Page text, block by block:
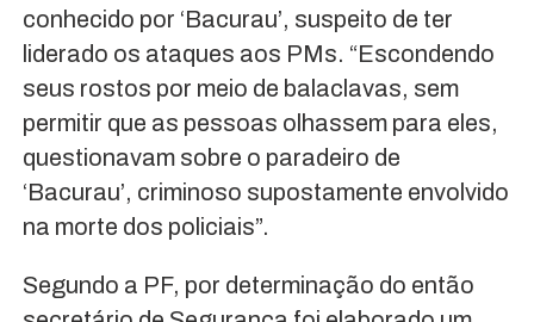
conhecido por ‘Bacurau’, suspeito de ter
liderado os ataques aos PMs. “Escondendo
seus rostos por meio de balaclavas, sem
permitir que as pessoas olhassem para eles,
questionavam sobre o paradeiro de
‘Bacurau’, criminoso supostamente envolvido
na morte dos policiais”.
Segundo a PF, por determinação do então